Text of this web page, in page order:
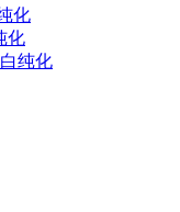
化
化
纯化